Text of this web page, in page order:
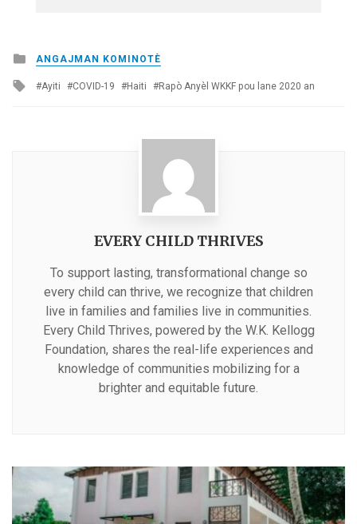
Posted
in
ANGAJMAN KOMINOTÈ
Tagged
Ayiti COVID-19 Haiti Rapò Anyèl WKKF pou lane 2020 an
EVERY CHILD THRIVES
To support lasting, transformational change so
every child can thrive, we recognize that children
live in families and families live in communities.
Every Child Thrives, powered by the W.K. Kellogg
Foundation, shares the real-life experiences and
knowledge of communities mobilizing for a
brighter and equitable future.